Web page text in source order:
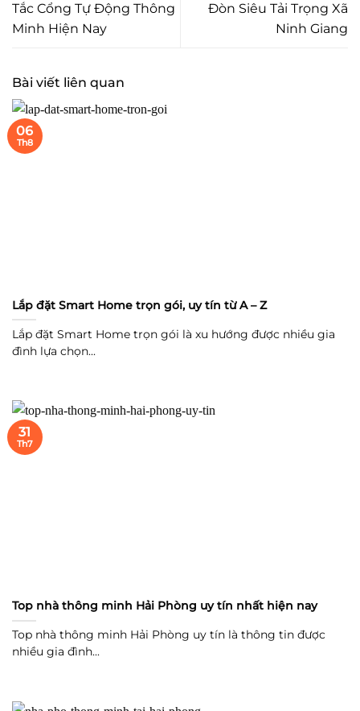
Tắc Cổng Tự Động Thông
Minh Hiện Nay
Đòn Siêu Tải Trọng Xã
Ninh Giang
Bài viết liên quan
Lắp đặt Smart Home trọn gói, uy tín từ A – Z
Lắp đặt Smart Home trọn gói là xu hướng được nhiều gia
đình lựa chọn...
06
Th8
Top nhà thông minh Hải Phòng uy tín nhất hiện nay
Top nhà thông minh Hải Phòng uy tín là thông tin được
nhiều gia đình...
31
Th7